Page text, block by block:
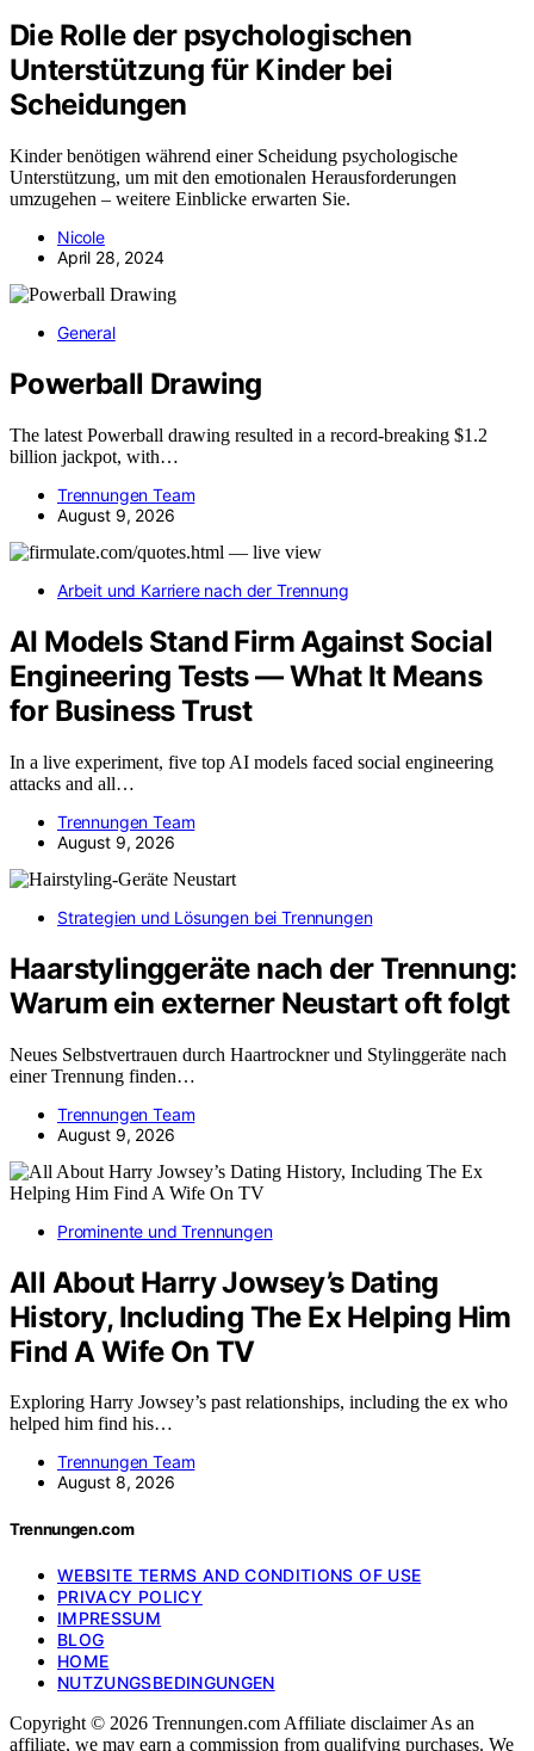
Die Rolle der psychologischen
Unterstützung für Kinder bei
Scheidungen
Kinder benötigen während einer Scheidung psychologische
Unterstützung, um mit den emotionalen Herausforderungen
umzugehen – weitere Einblicke erwarten Sie.
Nicole
April 28, 2024
General
Powerball Drawing
The latest Powerball drawing resulted in a record-breaking $1.2
billion jackpot, with…
Trennungen Team
August 9, 2026
Arbeit und Karriere nach der Trennung
AI Models Stand Firm Against Social
Engineering Tests — What It Means
for Business Trust
In a live experiment, five top AI models faced social engineering
attacks and all…
Trennungen Team
August 9, 2026
Strategien und Lösungen bei Trennungen
Haarstylinggeräte nach der Trennung:
Warum ein externer Neustart oft folgt
Neues Selbstvertrauen durch Haartrockner und Stylinggeräte nach
einer Trennung finden…
Trennungen Team
August 9, 2026
Prominente und Trennungen
All About Harry Jowsey’s Dating
History, Including The Ex Helping Him
Find A Wife On TV
Exploring Harry Jowsey’s past relationships, including the ex who
helped him find his…
Trennungen Team
August 8, 2026
Trennungen.com
WEBSITE TERMS AND CONDITIONS OF USE
PRIVACY POLICY
IMPRESSUM
BLOG
HOME
NUTZUNGSBEDINGUNGEN
Copyright © 2026 Trennungen.com Affiliate disclaimer As an
affiliate, we may earn a commission from qualifying purchases. We